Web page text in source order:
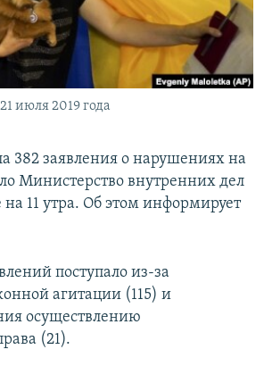
КРЫМА
июля 2019 года
382 заявления о нарушениях на
Министерство внутренних дел
11 утра. Об этом информирует
поступало из-за
агитации (115) и
осуществлению
(21).